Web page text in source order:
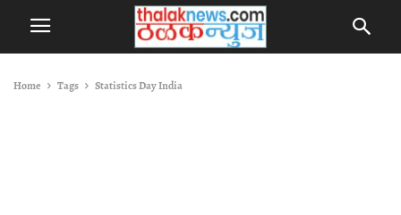
Home Tags Statistics Day India